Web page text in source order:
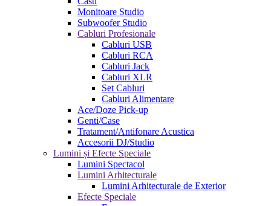
Monitoare Studio
Subwoofer Studio
Cabluri Profesionale
Cabluri USB
Cabluri RCA
Cabluri Jack
Cabluri XLR
Set Cabluri
Cabluri Alimentare
Ace/Doze Pick-up
Genti/Case
Tratament/Antifonare Acustica
Accesorii DJ/Studio
Lumini și Efecte Speciale
Lumini Spectacol
Lumini Arhitecturale
Lumini Arhitecturale de Exterior
Efecte Speciale